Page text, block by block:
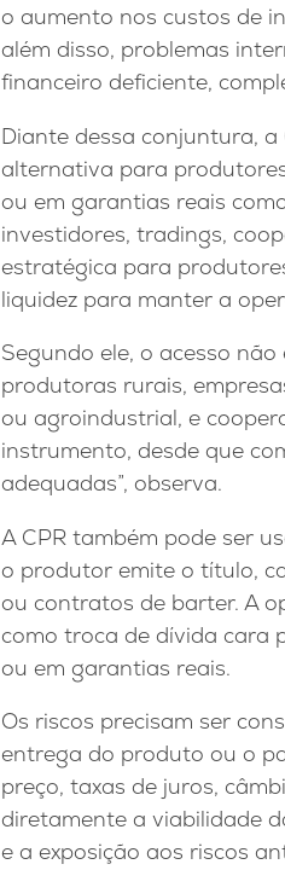
o aumento nos custos de
além disso, problemas
financeiro deficiente,
Diante dessa conjuntura,
alternativa para
ou em garantias reais
investidores, tradings,
estratégica para
liquidez para manter a
Segundo ele, o acesso
produtoras rurais,
ou agroindustrial, e
instrumento, desde que
adequadas”, observa.
A CPR também pode ser
o produtor emite o título,
ou contratos de barter. A
como troca de dívida cara
ou em garantias reais.
Os riscos precisam ser
entrega do produto ou o
preço, taxas de juros,
diretamente a viabilidade
e a exposição aos riscos